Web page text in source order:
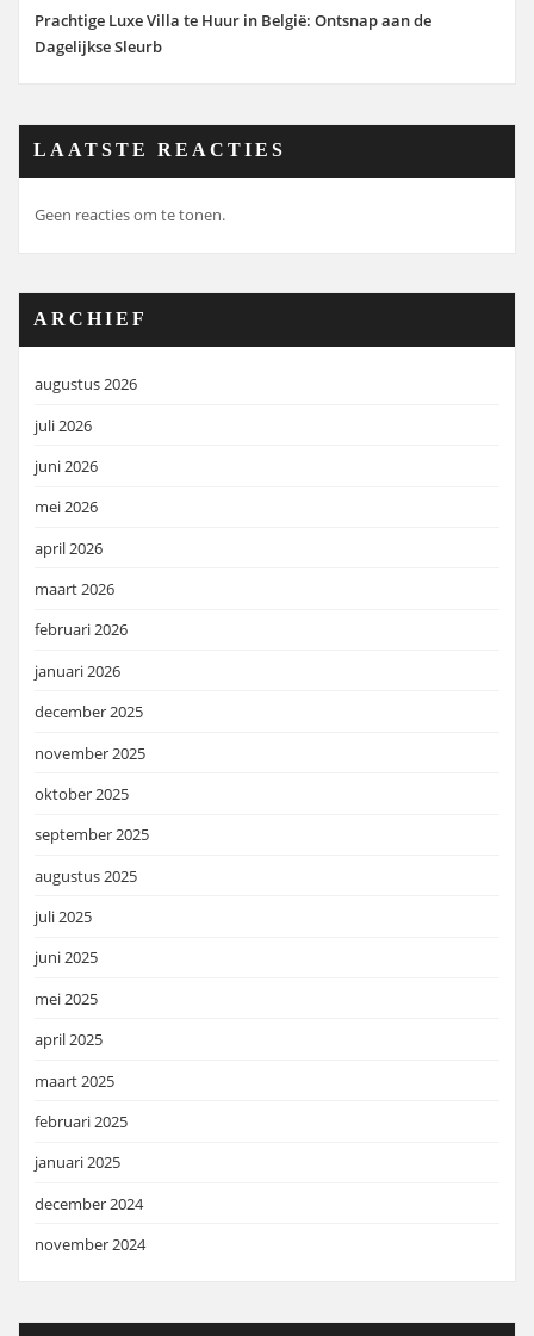
Prachtige Luxe Villa te Huur in België: Ontsnap aan de
Dagelijkse Sleurb
LAATSTE REACTIES
Geen reacties om te tonen.
ARCHIEF
augustus 2026
juli 2026
juni 2026
mei 2026
april 2026
maart 2026
februari 2026
januari 2026
december 2025
november 2025
oktober 2025
september 2025
augustus 2025
juli 2025
juni 2025
mei 2025
april 2025
maart 2025
februari 2025
januari 2025
december 2024
november 2024